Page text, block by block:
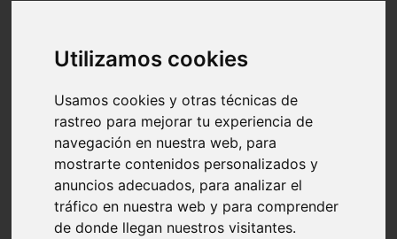
Utilizamos cookies
Usamos cookies y otras técnicas de
rastreo para mejorar tu experiencia de
navegación en nuestra web, para
mostrarte contenidos personalizados y
anuncios adecuados, para analizar el
tráfico en nuestra web y para comprender
de donde llegan nuestros visitantes.
tag
venezuela
vocabulario de cocina
Madrid - pozuelo-de-alarcón
Teruel - sarrión
Cádiz - algodonales
Illes-balears - inca
Madrid - madrid
Málaga - torremolinos
Asturias - oviedo
Cádiz - el-puerto-de-santa-maría